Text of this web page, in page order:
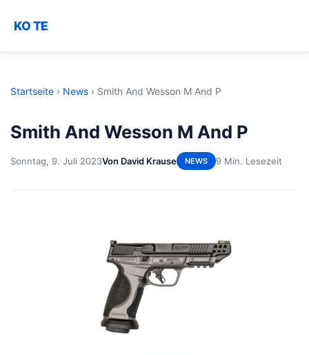
KO TE
Startseite › News › Smith And Wesson M And P
Smith And Wesson M And P
Sonntag, 9. Juli 2023Von David Krause NEWS 9 Min. Lesezeit